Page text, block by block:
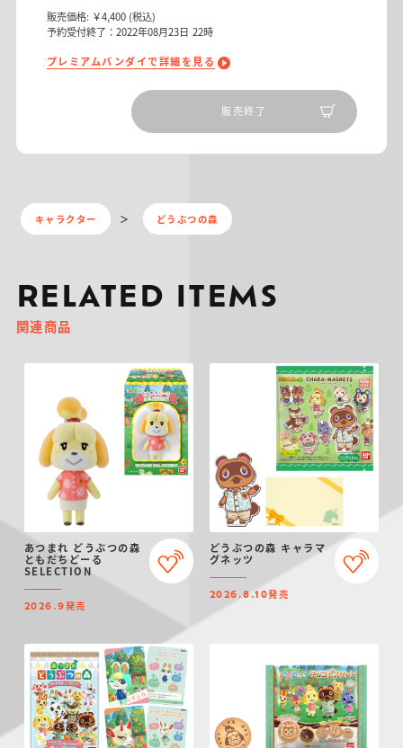
販売価格: ￥4,400 (税込)
予約受付終了：2022年08月23日 22時
プレミアムバンダイで詳細を見る
販売終了
キャラクター どうぶつの森
RELATED ITEMS
関連商品
あつまれ どうぶつの森
ともだちどーる
SELECTION
2026.9発売
どうぶつの森 キャラマ
グネッツ
2026.8.10発売